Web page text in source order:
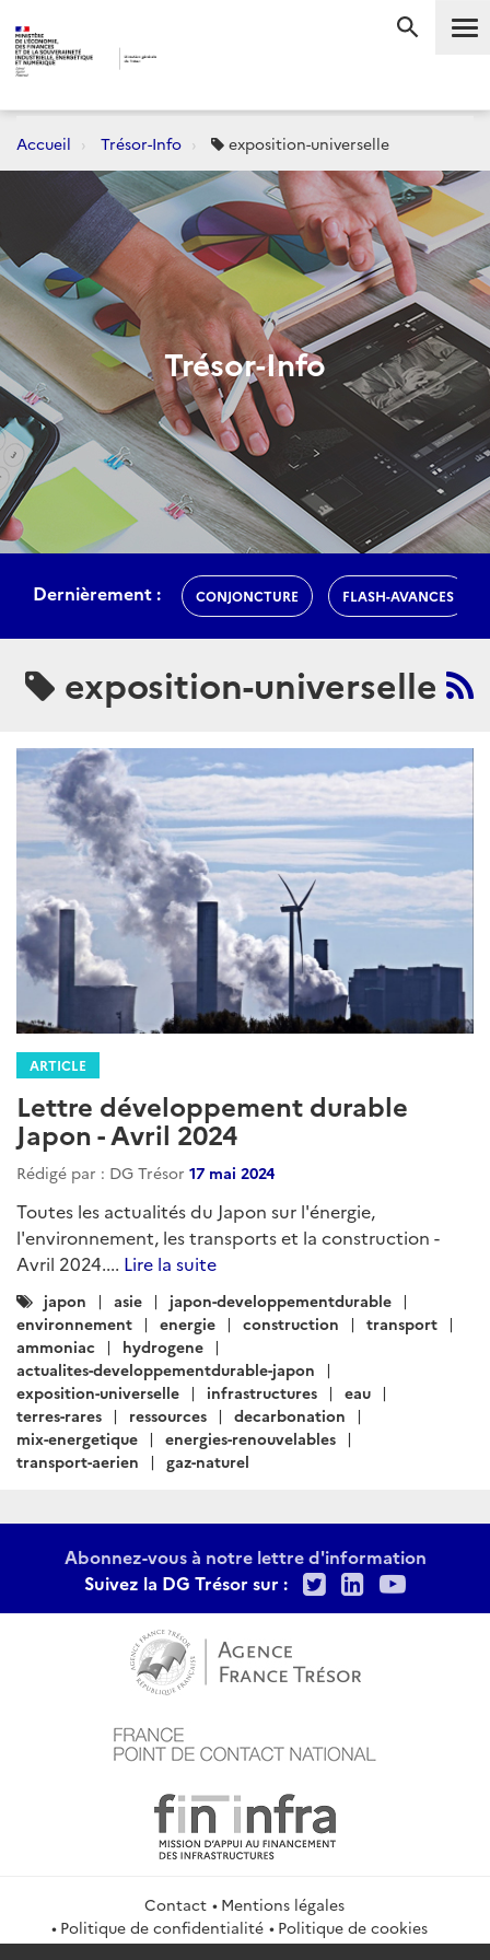
Accueil Trésor-Info exposition-universelle
Trésor-Info
Dernièrement : CONJONCTURE FLASH-AVANCES
exposition-universelle
ARTICLE
Lettre développement durable
Japon - Avril 2024
Rédigé par : DG Trésor 17 mai 2024
Toutes les actualités du Japon sur l'énergie,
l'environnement, les transports et la construction -
Avril 2024.... Lire la suite
Catégories
:
japon asie
japon-developpementdurable
environnement
energie construction
transport
ammoniac
hydrogene
actualites-developpementdurable-japon
exposition-universelle
infrastructures
eau
terres-rares
ressources
decarbonation
mix-energetique
energies-renouvelables
transport-aerien
gaz-naturel
Abonnez-vous à notre lettre d'information
Suivez la DG Trésor sur :
TwitterLinkedIn
Contact
Mentions légales
Politique de confidentialité
Politique de cookies
Gestion des cookies
Flux RSS